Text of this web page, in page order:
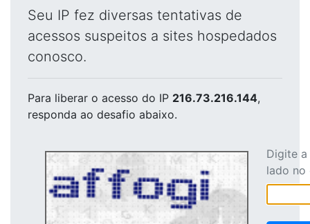
Seu IP fez diversas tentativas de
acessos suspeitos a sites hospedados
conosco.
Para liberar o acesso do IP 216.73.216.144,
responda ao desafio abaixo.
Digite
lado no